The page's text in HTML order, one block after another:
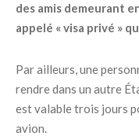
des amis demeurant
appelé « visa privé »
Par ailleurs, une
rendre dans un autre
est valable trois jours
avion.